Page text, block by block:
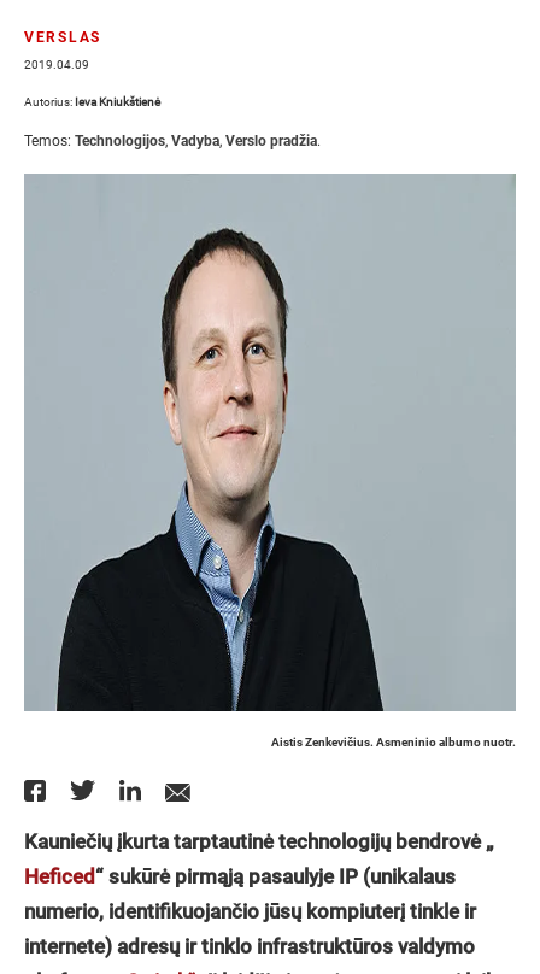
VERSLAS
2019.04.09
Autorius: Ieva Kniukštienė
Temos: Technologijos, Vadyba, Verslo pradžia.
Aistis Zenkevičius. Asmeninio albumo nuotr.
Kauniečių įkurta tarptautinė technologijų bendrovė „
Heficed “ sukūrė pirmąją pasaulyje IP (unikalaus
numerio, identifikuojančio jūsų kompiuterį tinkle ir
internete) adresų ir tinklo infrastruktūros valdymo